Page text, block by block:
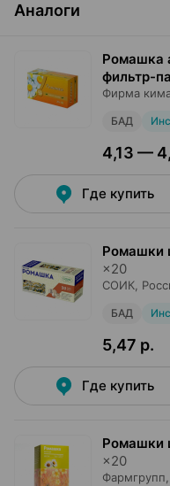
Аналоги
Ромашка
фильтр-
Фирма
БАД
4,13 —
Где купить
Ромашки
×20
СОИК,
БАД
5,47 р.
Где купить
Ромашки
×20
Фармгрупп